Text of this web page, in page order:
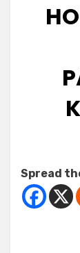
Spread